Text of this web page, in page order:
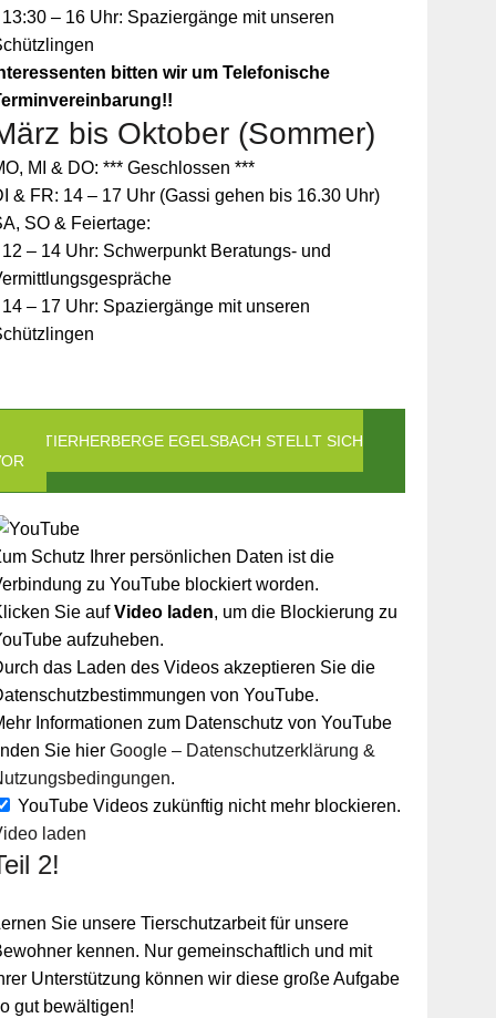
13:30 – 16 Uhr: Spaziergänge mit unseren
bitten wir um Telefonische
bis Oktober (Sommer)
MI & DO: *** Geschlossen ***
& FR: 14 – 17 Uhr (Gassi gehen bis 16.30 Uhr)
SO & Feiertage:
12 – 14 Uhr: Schwerpunkt Beratungs- und
14 – 17 Uhr: Spaziergänge mit unseren
DIE TIERHERBERGE EGELSBACH STELLT SICH
Schutz Ihrer persönlichen Daten ist die
zu YouTube blockiert worden.
Sie aufVideo laden, um die Blockierung zu
aufzuheben.
das Laden des Videos akzeptieren Sie die
von YouTube.
Informationen zum Datenschutz von YouTube
Sie hierGoogle – Datenschutzerklärung &
.
YouTube Videos zukünftig nicht mehr blockieren.
laden
2!
Sie unsere Tierschutzarbeit für unsere
kennen. Nur gemeinschaftlich und mit
Unterstützung können wir diese große Aufgabe
gut bewältigen!